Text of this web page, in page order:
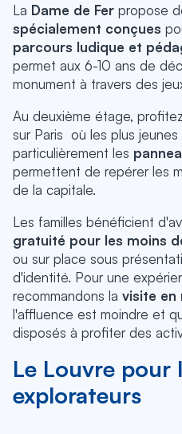
La Dame de Fer propose
spécialement conçues
parcours ludique et
permet aux 6-10 ans de
monument à travers des
Au deuxième étage,
sur Paris où les plus
particulièrement les
permettent de repérer les
de la capitale.
Les familles bénéficient
gratuité pour les moins
ou sur place sous
d'identité. Pour une
recommandons la visite en
l'affluence est moindre et
disposés à profiter des
Le Louvre pour
explorateurs